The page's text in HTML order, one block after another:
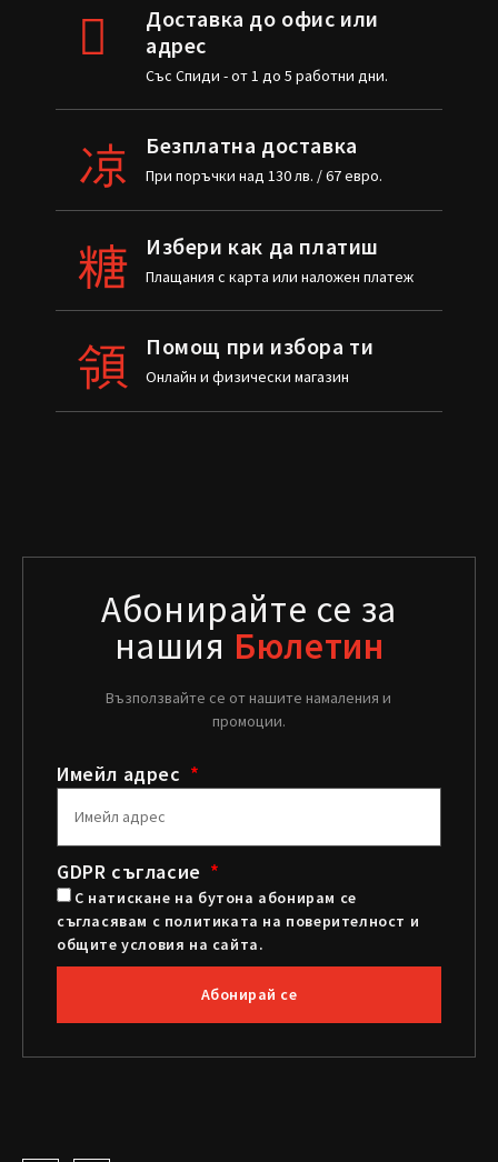
Доставка до офис или
адрес
Със Спиди - от 1 до 5 работни дни.
Безплатна доставка
При поръчки над 130 лв. / 67 евро.
Избери как да платиш
Плащания с карта или наложен платеж
Помощ при избора ти
Онлайн и физически магазин
Абонирайте се за
нашия Бюлетин
Възползвайте се от нашите намаления и
промоции.
Имейл адрес
GDPR съгласие
С натискане на бутона абонирам се
съгласявам с политиката на поверителност и
общите условия на сайта.
Абонирай се